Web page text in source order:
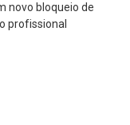
novo bloqueio de
profissional